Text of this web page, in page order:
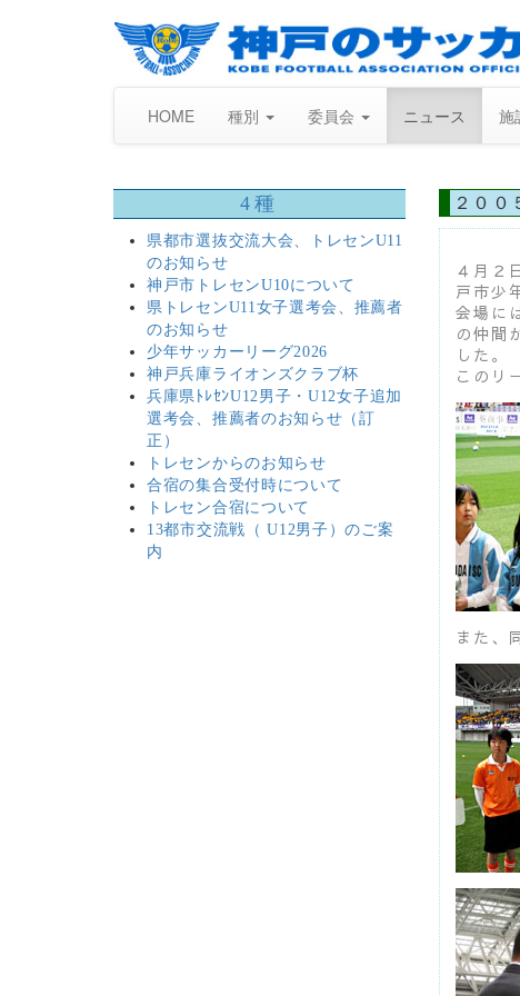
HOME 種別 委員会 ニュース 施
4種
県都市選抜交流大会、トレセンU11
のお知らせ
神戸市トレセンU10について
県トレセンU11女子選考会、推薦者
のお知らせ
少年サッカーリーグ2026
神戸兵庫ライオンズクラブ杯
兵庫県ﾄﾚｾﾝU12男子・U12女子追加
選考会、推薦者のお知らせ（訂
正）
トレセンからのお知らせ
合宿の集合受付時について
トレセン合宿について
13都市交流戦（ U12男子）のご案
内
２００
４月２
戸市少
会場に
の仲間
した。
このリ
また、